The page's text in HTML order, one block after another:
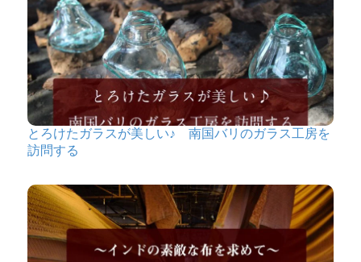
とろけたガラスが美しい♪ 南国バリのガラス工房を
訪問する